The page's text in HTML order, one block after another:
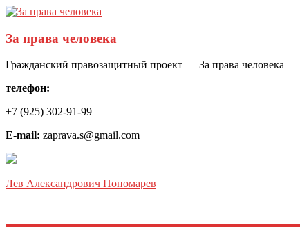
За права человека
Гражданский правозащитный проект — За права человека
телефон:
+7 (925) 302-91-99
E-mail: zaprava.s@gmail.com
Лев Александрович Пономарев